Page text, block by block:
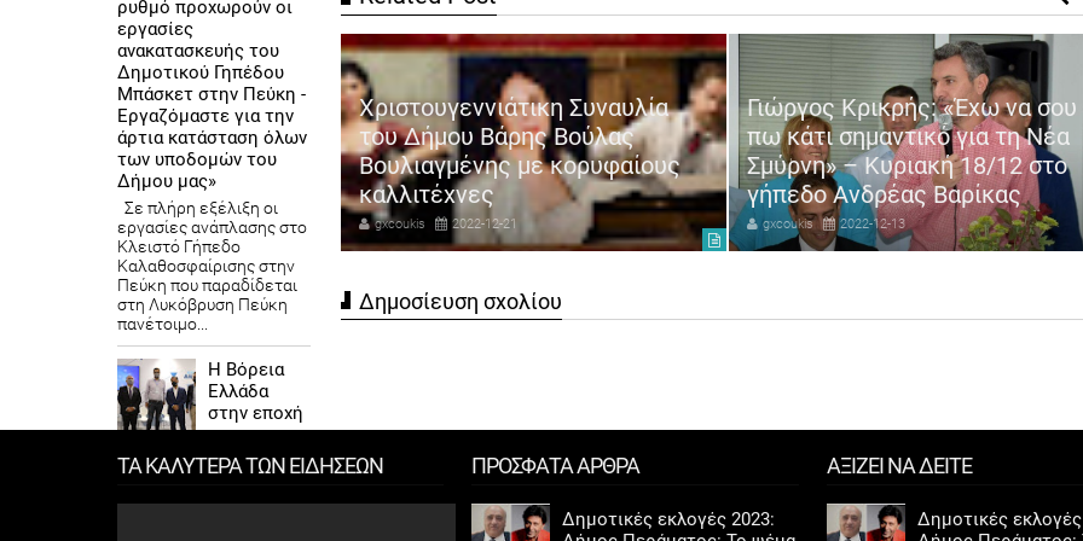
στους επαγγελματίες για
μια φορά ο Αντιδήμαρχος
και εμπορίου
Καψοκόλης
2023-08-17
Χριστουγεννιάτικη Συναυλία
του Δήμου Βάρης Βούλας
Βουλιαγμένης με κορυφαίους
καλλιτέχνες
gxcoukis 2022-12-21
Γιώργος Κρικρής: «Έχω να σου
πω κάτι σημαντικό για τη Νέα
Σμύρνη» – Κυριακή 18/12 στο
γήπεδο Ανδρέας Βαρίκας
gxcoukis 2022-12-13
Δημοσίευση σχολίου
ρυθμό προχωρούν οι
εργασίες
ανακατασκευής του
Δημοτικού Γηπέδου
Μπάσκετ στην Πεύκη -
Εργαζόμαστε για την
άρτια κατάσταση όλων
των υποδομών του
Δήμου μας»
Σε πλήρη εξέλιξη οι
εργασίες ανάπλασης στο
Κλειστό Γήπεδο
Καλαθοσφαίρισης στην
Πεύκη που παραδίδεται
στη Λυκόβρυση Πεύκη
πανέτοιμο...
Η Βόρεια
Ελλάδα
στην εποχή
των
σύγχρονων έργων
υποδομής με χιλιάδες
νέες θέσεις εργασίας»
ΤΑ ΚΑΛΥΤΕΡΑ ΤΩΝ ΕΙΔΗΣΕΩΝ ΠΡΟΣΦΑΤΑ ΑΡΘΡΑ
Δημοτικές εκλογές 2023:
ΑΞΙΖΕΙ ΝΑ ΔΕΙΤΕ
Δημοτικές